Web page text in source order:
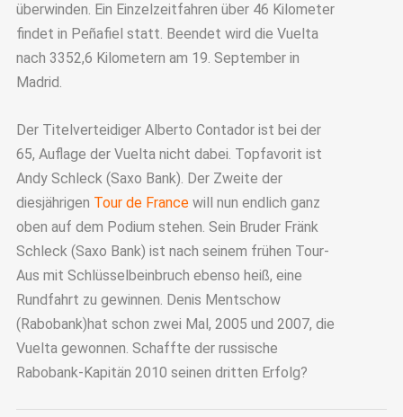
überwinden. Ein Einzelzeitfahren über 46 Kilometer
findet in Peñafiel statt. Beendet wird die Vuelta
nach 3352,6 Kilometern am 19. September in
Madrid.
Der Titelverteidiger Alberto Contador ist bei der
65, Auflage der Vuelta nicht dabei. Topfavorit ist
Andy Schleck (Saxo Bank). Der Zweite der
diesjährigen Tour de Francewill nun endlich ganz
oben auf dem Podium stehen. Sein Bruder Fränk
Schleck (Saxo Bank) ist nach seinem frühen Tour-
Aus mit Schlüsselbeinbruch ebenso heiß, eine
Rundfahrt zu gewinnen. Denis Mentschow
(Rabobank)hat schon zwei Mal, 2005 und 2007, die
Vuelta gewonnen. Schaffte der russische
Rabobank-Kapitän 2010 seinen dritten Erfolg?